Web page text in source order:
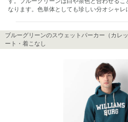
なります。色単体としても珍しい分オシャレ
ブルーグリーンのスウェットパーカー（カレ
ート・着こなし